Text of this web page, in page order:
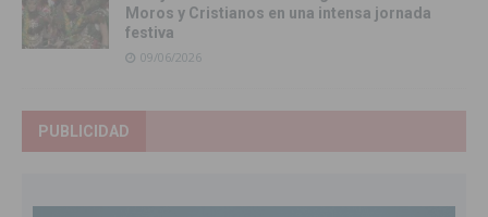
Moros y Cristianos en una intensa jornada
festiva
09/06/2026
PUBLICIDAD